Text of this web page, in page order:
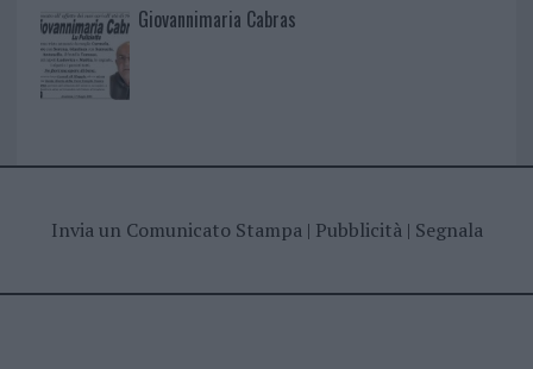
Giovannimaria Cabras
Invia un Comunicato Stampa| Pubblicità| Segnala